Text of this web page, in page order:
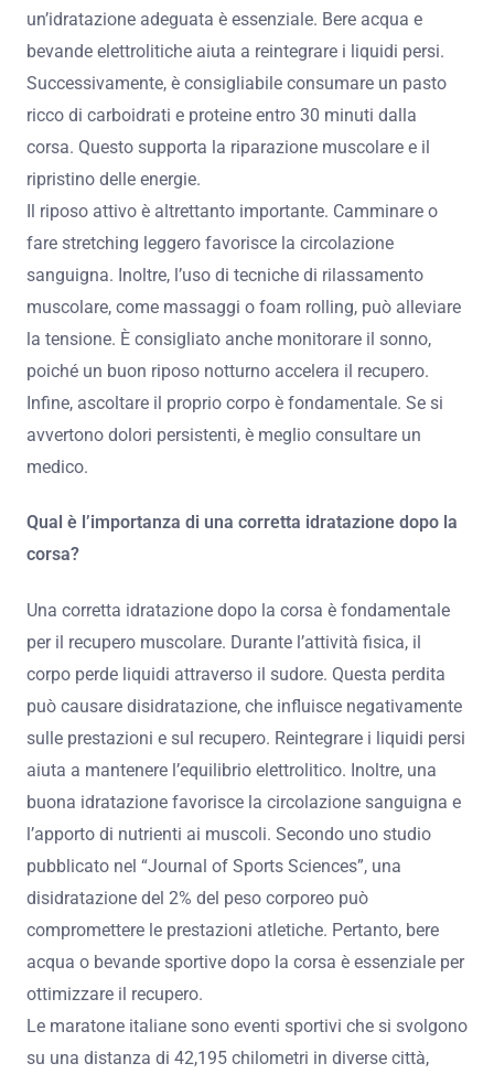
un’idratazione adeguata è essenziale. Bere acqua e
bevande elettrolitiche aiuta a reintegrare i liquidi persi.
Successivamente, è consigliabile consumare un pasto
ricco di carboidrati e proteine entro 30 minuti dalla
corsa. Questo supporta la riparazione muscolare e il
ripristino delle energie.
Il riposo attivo è altrettanto importante. Camminare o
fare stretching leggero favorisce la circolazione
sanguigna. Inoltre, l’uso di tecniche di rilassamento
muscolare, come massaggi o foam rolling, può alleviare
la tensione. È consigliato anche monitorare il sonno,
poiché un buon riposo notturno accelera il recupero.
Infine, ascoltare il proprio corpo è fondamentale. Se si
avvertono dolori persistenti, è meglio consultare un
medico.
Qual è l’importanza di una corretta idratazione dopo la
corsa?
Una corretta idratazione dopo la corsa è fondamentale
per il recupero muscolare. Durante l’attività fisica, il
corpo perde liquidi attraverso il sudore. Questa perdita
può causare disidratazione, che influisce negativamente
sulle prestazioni e sul recupero. Reintegrare i liquidi persi
aiuta a mantenere l’equilibrio elettrolitico. Inoltre, una
buona idratazione favorisce la circolazione sanguigna e
l’apporto di nutrienti ai muscoli. Secondo uno studio
pubblicato nel “Journal of Sports Sciences”, una
disidratazione del 2% del peso corporeo può
compromettere le prestazioni atletiche. Pertanto, bere
acqua o bevande sportive dopo la corsa è essenziale per
ottimizzare il recupero.
Le maratone italiane sono eventi sportivi che si svolgono
su una distanza di 42,195 chilometri in diverse città,